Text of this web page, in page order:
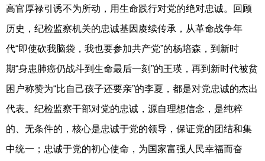
高官厚禄引诱不为所动，用生命践行对党的绝对忠诚。回顾
历史，纪检监察机关的忠诚基因赓续传承，从革命战争年
代“即使砍我脑袋，我也要参加共产党”的杨培森，到新时
期“身患肺癌仍战斗到生命最后一刻”的王瑛，再到新时代被贫
困户称赞为“比自己孩子还要亲”的李夏，都是对党忠诚的杰出
代表。纪检监察干部对党的忠诚，源自理想信念，是纯粹
的、无条件的，核心是忠诚于党的领导，保证党的团结和集
中统一；忠诚于党的初心使命，为国家富强人民幸福而奋